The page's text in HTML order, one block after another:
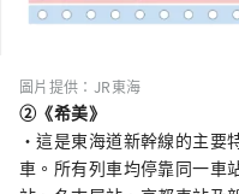
圖片提供：JR東海
②《希美》
・這是東海道新幹線的主要
車。所有列車均停靠同一車